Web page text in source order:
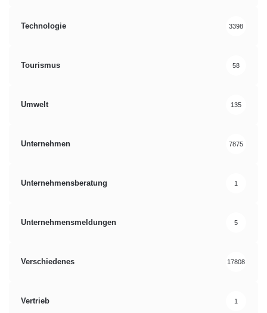
Technologie 3398
Tourismus 58
Umwelt 135
Unternehmen 7875
Unternehmensberatung 1
Unternehmensmeldungen 5
Verschiedenes 17808
Vertrieb 1